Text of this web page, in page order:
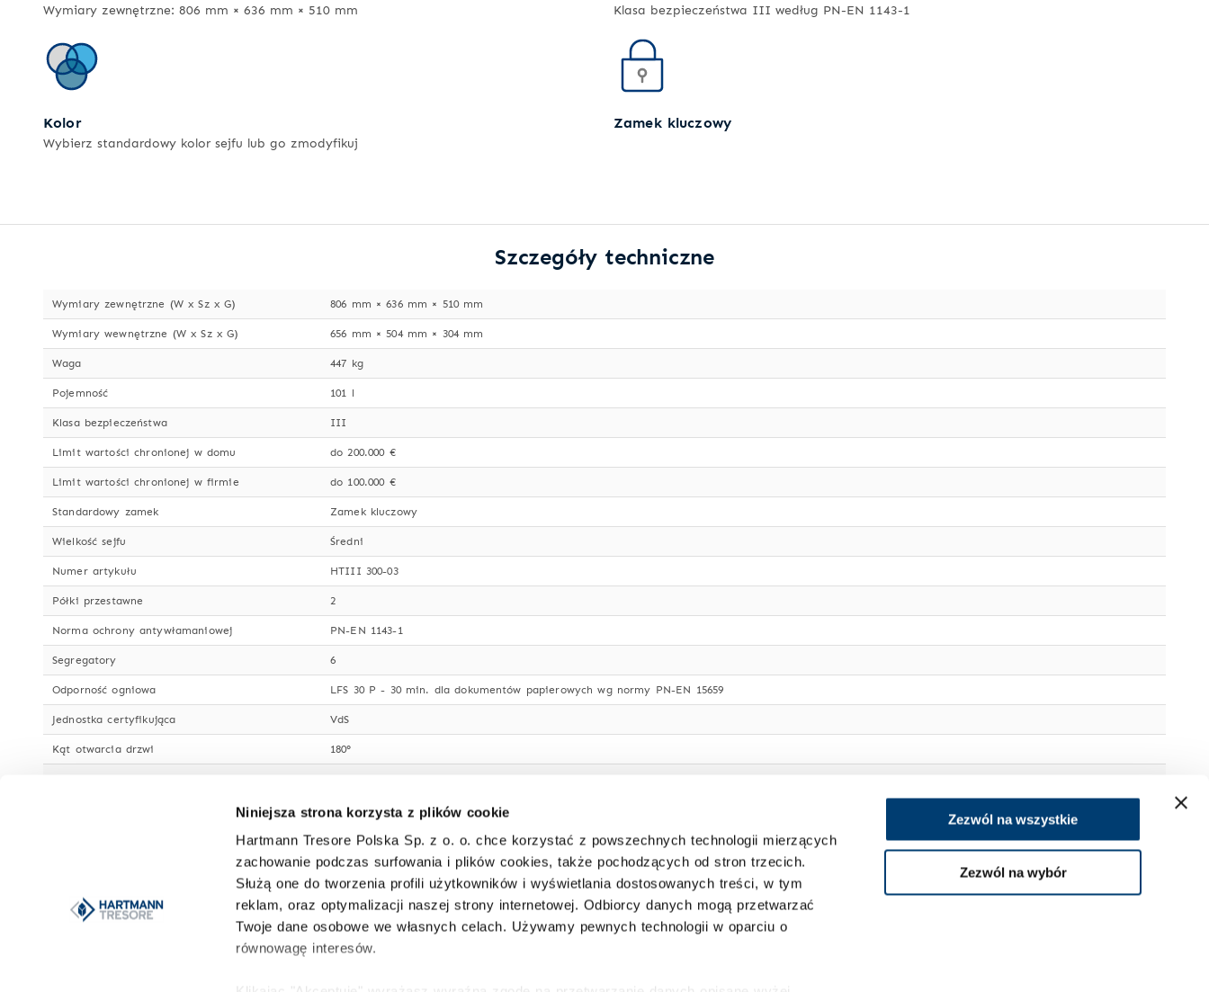
Niniejsza strona korzysta z plików cookie
Hartmann Tresore Polska Sp. z o. o. chce korzystać z powszechnych technologii mierzących
zachowanie podczas surfowania i plików cookies, także pochodzących od stron trzecich.
Służą one do tworzenia profili użytkowników i wyświetlania dostosowanych treści, w tym
reklam, oraz optymalizacji naszej strony internetowej. Odbiorcy danych mogą przetwarzać
Twoje dane osobowe we własnych celach. Używamy pewnych technologii w oparciu o
równowagę interesów.
Zezwól na wszystkie
Zezwól na wybór
Wymiary zewnętrzne: 806 mm × 636 mm × 510 mm Klasa bezpieczeństwa III według PN-EN 1143-1
Kolor
Wybierz standardowy kolor sejfu lub go zmodyfikuj
Zamek kluczowy
Szczegóły techniczne
Wymiary zewnętrzne (W x Sz x G) 806 mm × 636 mm × 510 mm
Wymiary wewnętrzne (W x Sz x G) 656 mm × 504 mm × 304 mm
Waga 447 kg
Pojemność 101 l
Klasa bezpieczeństwa III
Limit wartości chronionej w domu do 200.000 €
Limit wartości chronionej w firmie do 100.000 €
Standardowy zamek Zamek kluczowy
Wielkość sejfu Średni
Numer artykułu HTIII 300-03
Półki przestawne 2
Norma ochrony antywłamaniowej PN-EN 1143-1
Segregatory 6
Odporność ogniowa LFS 30 P - 30 min. dla dokumentów papierowych wg normy PN-EN 15659
Jednostka certyfikująca VdS
Kąt otwarcia drzwi 180°
130 mm
641 x 486 mm
jasnoszary RAL 7035
Właściwości zamka ryglowanie z czterech stron, w tym bolce stałe od strony zawiasów, ryglowanie awaryjne uruchamiane przy próbie włamania
Zamek kluczowy o wysokim stopniu bezpieczeństwa (2 klucze)
wielościenny, grubość 60 mm, bardzo twarde, specjalne wypełnienie betonowe
wielościenne, z bardzo twardym, specjalnym wypełnieniem betonowym